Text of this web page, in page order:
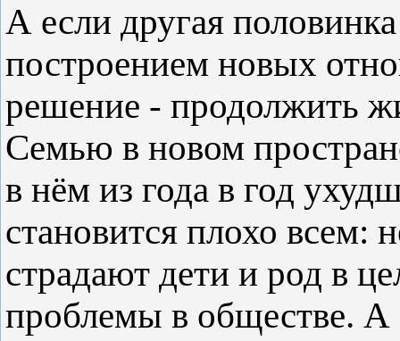
А если другая
построением новых
решение - продолжить
Семью в новом
в нём из года в год
становится плохо всем:
страдают дети и род в
проблемы в обществе. А